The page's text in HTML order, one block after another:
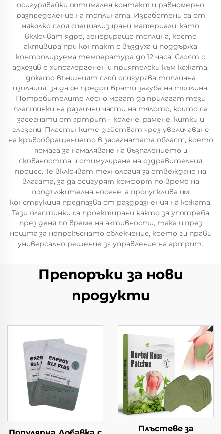
осигурявайки оптимален контакт и равномерно
разпределение на топлината. Изработени са от
няколко слоя специализирани материали, като
включват ядро, генериращо топлина, което
активира при контакт с въздуха и поддържа
контролируема температура до 12 часа. Слоят с
адхезив е хипоалергенен и приятелски към кожата,
докато външният слой осигурява топлинна
изолация, за да се предотврати загуба на топлина.
Потребителите лесно могат да прилагат тези
пластинки на различни части на тялото, които са
засегнати от артрит – колене, рамене, китки и
глезени. Пластинките действат чрез увеличаване
на кръвообращението в засегнатата област, което
помага за намаляване на възпалението и
сковаността и стимулиране на оздравителния
процес. Те включват технология за отвеждане на
влагата, за да осигурят комфорт по време на
продължителна носене, а пропусклива им
конструкция предпазва от раздразнения на кожата.
Тези пластинки са проектирани както за употреба
през деня по време на активности, така и през
нощта за непрекъснато облекчение, което ги прави
универсално решение за управление на артрит.
Препоръки за нови
продукти
Плъстеве за